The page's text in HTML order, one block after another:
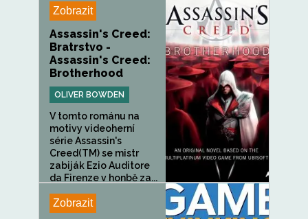
Zobrazit
Assassin's Creed:
Bratrstvo -
Assassin's Creed:
Brotherhood
OLIVER BOWDEN
V tomto románu na
motivy videoherní
série Assassin's
Creed(TM) se mistr
zabiják Ezio Auditore
da Firenze v honbě za...
Zobrazit